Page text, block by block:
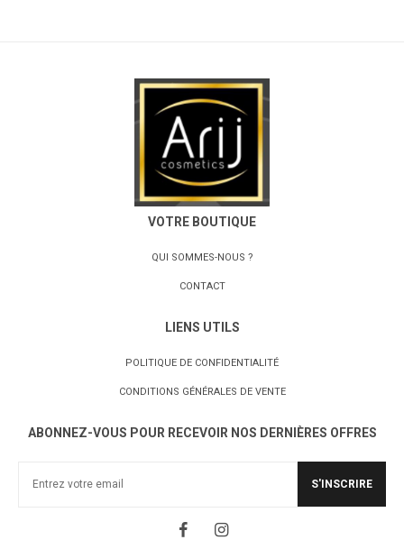
VOTRE BOUTIQUE
QUI SOMMES-NOUS ?
CONTACT
LIENS UTILS
POLITIQUE DE CONFIDENTIALITÉ
CONDITIONS GÉNÉRALES DE VENTE
ABONNEZ-VOUS POUR RECEVOIR NOS DERNIÈRES OFFRES
S'INSCRIRE